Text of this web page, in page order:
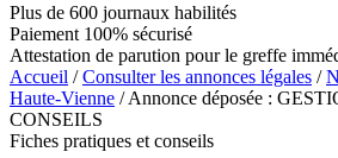
Plus de 600 journaux habilités
Paiement 100% sécurisé
Attestation de parution pour le greffe
Accueil /Consulter les annonces légales /
Haute-Vienne / Annonce déposée :
CONSEILS
Fiches pratiques et conseils